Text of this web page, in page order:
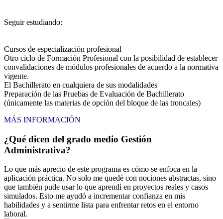
Seguir estudiando:
Cursos de especialización profesional
Otro ciclo de Formación Profesional con la posibilidad de establecer
convalidaciones de módulos profesionales de acuerdo a la normativa
vigente.
El Bachillerato en cualquiera de sus modalidades
Preparación de las Pruebas de Evaluación de Bachillerato
(únicamente las materias de opción del bloque de las troncales)
MÁS INFORMACIÓN
¿Qué dicen del grado medio Gestión
Administrativa?
Lo que más aprecio de este programa es cómo se enfoca en la
aplicación práctica. No solo me quedé con nociones abstractas, sino
que también pude usar lo que aprendí en proyectos reales y casos
simulados. Esto me ayudó a incrementar confianza en mis
habilidades y a sentirme lista para enfrentar retos en el entorno
laboral.